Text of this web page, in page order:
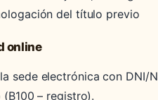
del título previo
online
sede electrónica con DNI/
– registro).